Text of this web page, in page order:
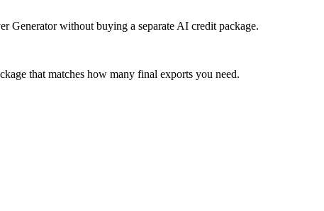
Generator without buying a separate AI credit package.
that matches how many final exports you need.